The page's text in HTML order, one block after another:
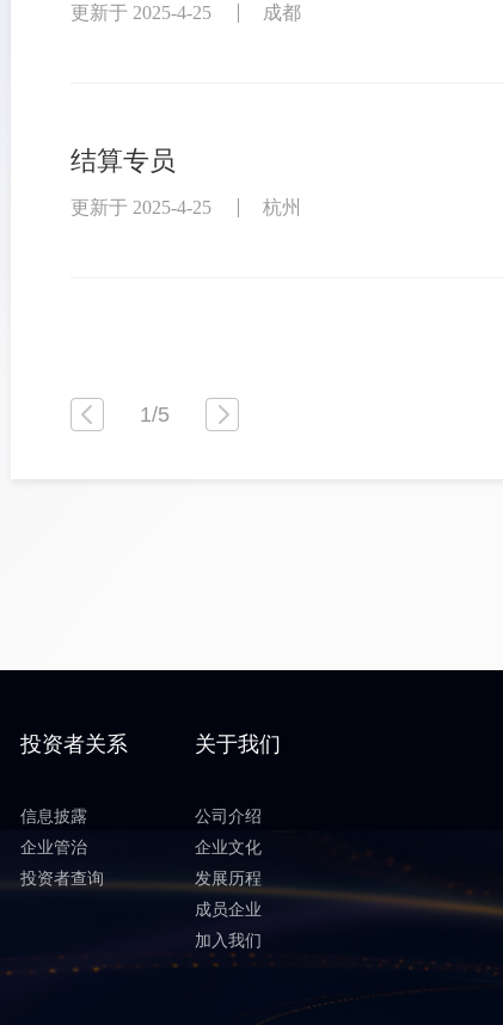
更新于 2025-4-25 成都
结算专员
更新于 2025-4-25 杭州
1/5
投资者关系
信息披露
企业管治
投资者查询
关于我们
公司介绍
企业文化
发展历程
成员企业
加入我们